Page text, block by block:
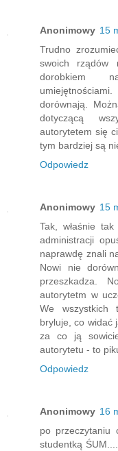
Anonimowy 15
Trudno
swoich rządów
dorobkiem
dorównają.
dotyczącą
autorytetem się
tym bardziej są
Odpowiedz
Anonimowy 15
Tak, właśnie
administracji
naprawdę znali
Nowi nie
przeszkadza.
autorytetm w
We wszystkich
bryluje, co widać
za co ją
autorytetu - to
Odpowiedz
Anonimowy 16
po przeczytaniu
studentką